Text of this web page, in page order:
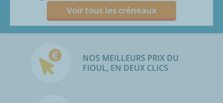
Voir tous les créneaux
NOS MEILLEURS PRIX DU
FIOUL, EN DEUX CLICS